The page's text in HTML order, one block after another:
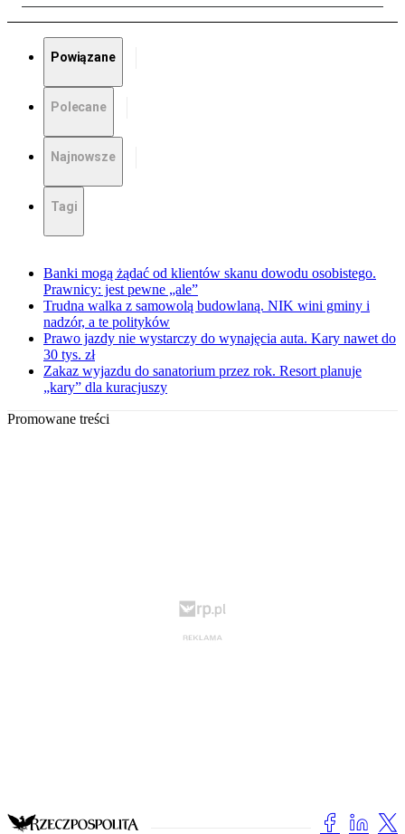
Powiązane
Polecane
Najnowsze
Tagi
Banki mogą żądać od klientów skanu dowodu osobistego.
Prawnicy: jest pewne „ale”
Trudna walka z samowolą budowlaną. NIK wini gminy i
nadzór, a te polityków
Prawo jazdy nie wystarczy do wynajęcia auta. Kary nawet do
30 tys. zł
Zakaz wyjazdu do sanatorium przez rok. Resort planuje
„kary” dla kuracjuszy
Promowane treści